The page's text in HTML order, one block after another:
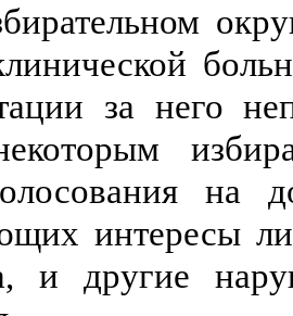
за него
на
интересы
и другие